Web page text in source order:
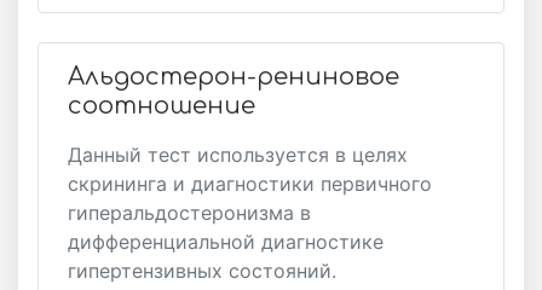
Альдостерон-рениновое
соотношение
Данный тест используется в целях
скрининга и диагностики первичного
гиперальдостеронизма в
дифференциальной диагностике
гипертензивных состояний.